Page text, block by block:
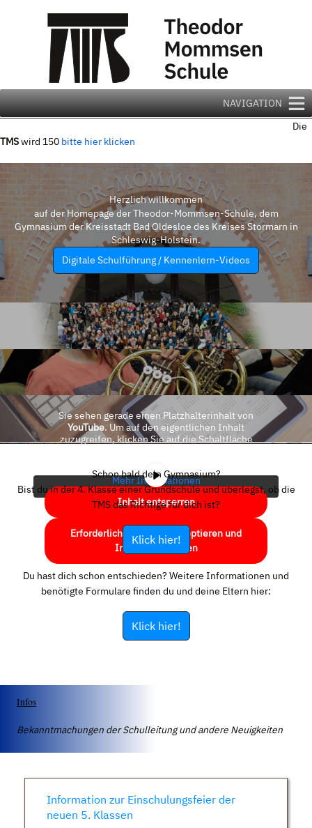
NAVIGATION
Die
TMSwird 150 bitte hier klicken
Herzlich willkommen
auf der Homepage der Theodor-Mommsen-Schule, dem
Gymnasium der Kreisstadt Bad Oldesloe des Kreises Stormarn in
Schleswig-Holstein.
Digitale Schulführung / Kennenlern-Videos
Sie sehen gerade einen Platzhalterinhalt von
YouTube. Um auf den eigentlichen Inhalt
zuzugreifen, klicken Sie auf die Schaltfläche
Mehr Informationen
Inhalt entsperren
Erforderlichen Service akzeptieren und
Inhalte entsperren
Schon bald dein Gymnasium?
Bist du in der 4. Klasse einer Grundschule und überlegst, ob die
TMS das Richtige für dich ist?
Klick hier!
Du hast dich schon entschieden? Weitere Informationen und
benötigte Formulare finden du und deine Eltern hier:
Klick hier!
Infos
Bekanntmachungen der Schulleitung und andere Neuigkeiten
Information zur Einschulungsfeier der
neuen 5. Klassen